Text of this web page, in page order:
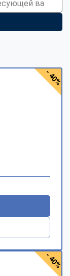
- 40%
- 40%